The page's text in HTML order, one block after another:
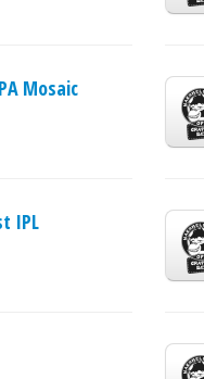
Mosaic
IPL